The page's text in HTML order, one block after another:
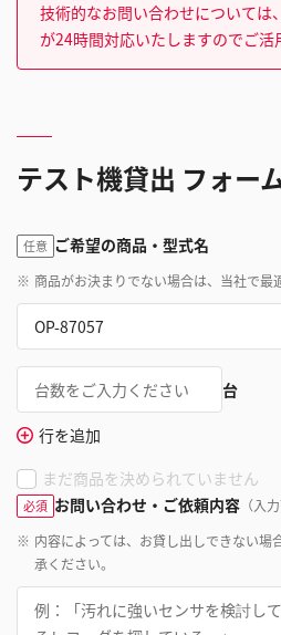
技術的なお問い合わせについては
が24時間対応いたしますのでご活
テスト機貸出 フォー
任意 ご希望の商品・型式名
※ 商品がお決まりでない場合は、当社で最
台
行を追加
まだ商品を決められていません
必須 お問い合わせ・ご依頼内容 （入
※ 内容によっては、お貸し出しできない場
承ください。